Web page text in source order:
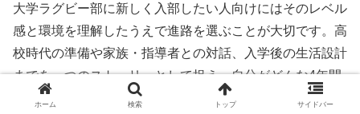
大学ラグビー部に新しく入部したい人向けにはそのレベル
感と環境を理解したうえで進路を選ぶことが大切です。高
校時代の準備や家族・指導者との対話、入学後の生活設計
までを一つのストーリーとして捉え、自分がどんな4年間
を過ごしたいのかを言葉にしていくことで、後悔の少ない
ホーム 検索 トップ サイドバー